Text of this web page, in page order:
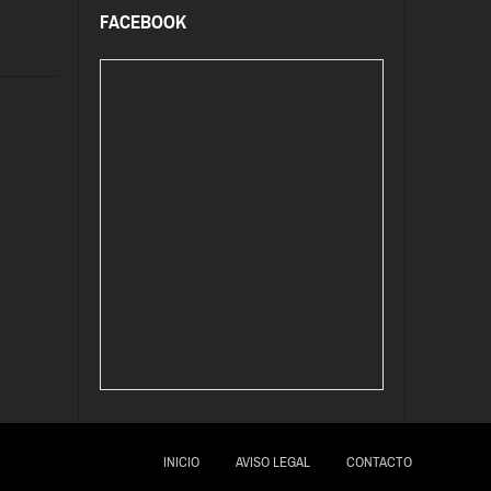
FACEBOOK
INICIO AVISO LEGAL CONTACTO